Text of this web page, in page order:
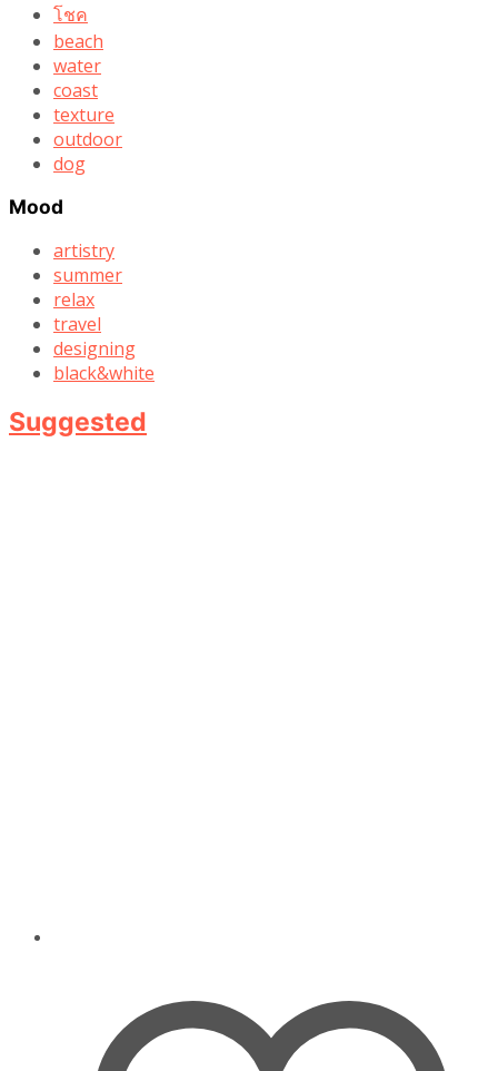
โชค
beach
water
coast
texture
outdoor
dog
Mood
artistry
summer
relax
travel
designing
black&white
Suggested